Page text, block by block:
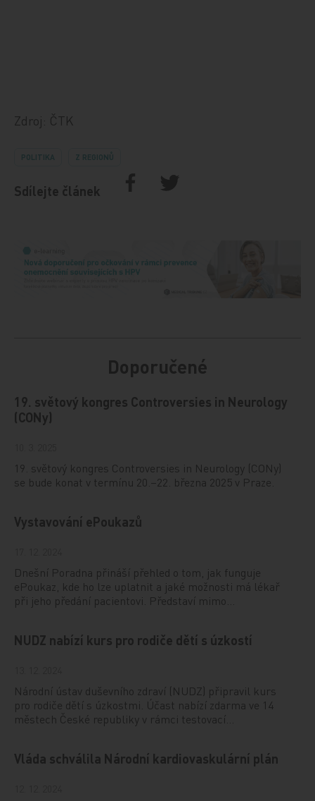
Zdroj: ČTK
POLITIKA Z REGIONŮ
Sdílejte článek
Doporučené
19. světový kongres Controversies in Neurology
(CONy)
19. světový kongres Controversies in Neurology (CONy)
se bude konat v termínu 20.–22. března 2025 v Praze.
Vystavování ePoukazů
Dnešní Poradna přináší přehled o tom, jak funguje
ePoukaz, kde ho lze uplatnit a jaké možnosti má lékař
při jeho předání pacientovi. Představí mimo…
NUDZ nabízí kurs pro rodiče dětí s úzkostí
Národní ústav duševního zdraví (NUDZ) připravil kurs
pro rodiče dětí s úzkostmi. Účast nabízí zdarma ve 14
městech České republiky v rámci testovací…
Vláda schválila Národní kardiovaskulární plán